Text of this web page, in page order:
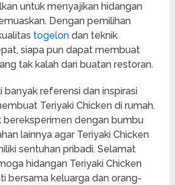
untuk menyajikan hidangan
Dengan pemilihan
togelon dan teknik
siapa pun dapat membuat
tak kalah dari buatan restoran.
banyak referensi dan inspirasi
Teriyaki Chicken di rumah.
bereksperimen dengan bumbu
lainnya agar Teriyaki Chicken
sentuhan pribadi. Selamat
hidangan Teriyaki Chicken
bersama keluarga dan orang-